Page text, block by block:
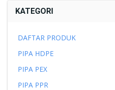
KATEGORI
DAFTAR PRODUK
PIPA HDPE
PIPA PEX
PIPA PPR